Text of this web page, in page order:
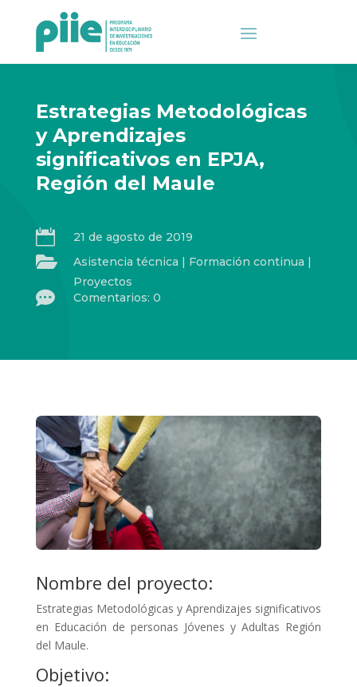
Estrategias Metodológicas
y Aprendizajes
significativos en EPJA,
Región del Maule
 21 de agosto de 2019
 Asistencia técnica | Formación continua |
Proyectos
 Comentarios: 0
Nombre del proyecto:
Estrategias Metodológicas y Aprendizajes significativos
en Educación de personas Jóvenes y Adultas Región
del Maule.
Objetivo: